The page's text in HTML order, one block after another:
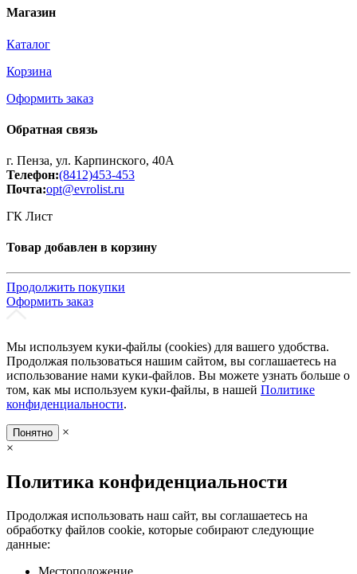
Магазин
Каталог
Корзина
Оформить заказ
Обратная связь
г. Пенза, ул. Карпинского, 40А
Телефон:(8412)453-453
Почта:opt@evrolist.ru
ГК Лист
Товар добавлен в корзину
Продолжить покупки
Оформить заказ
Мы используем куки-файлы (cookies) для вашего удобства.
Продолжая пользоваться нашим сайтом, вы соглашаетесь на
использование нами куки-файлов. Вы можете узнать больше о
том, как мы используем куки-файлы, в нашей Политике
конфиденциальности.
Понятно
×
×
Политика конфиденциальности
Продолжая использовать наш сайт, вы соглашаетесь на
обработку файлов cookie, которые собирают следующие
данные:
Местоположение